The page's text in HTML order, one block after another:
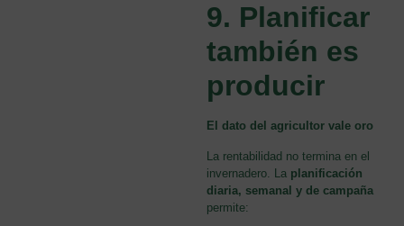
9. Planificar
también es
producir
El dato del agricultor vale oro
La rentabilidad no termina en el
invernadero. La planificación
diaria, semanal y de campaña
permite: